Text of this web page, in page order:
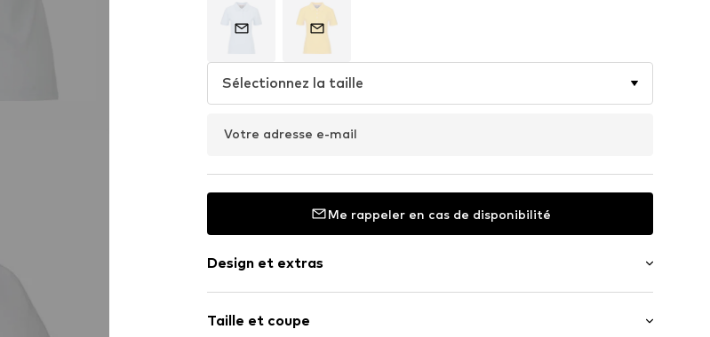
Sélectionnez la taille
Votre adresse e-mail
Me rappeler en cas de disponibilité
Design et extras
Jersey
Taille et coupe